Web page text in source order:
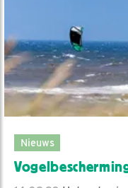
Nieuws